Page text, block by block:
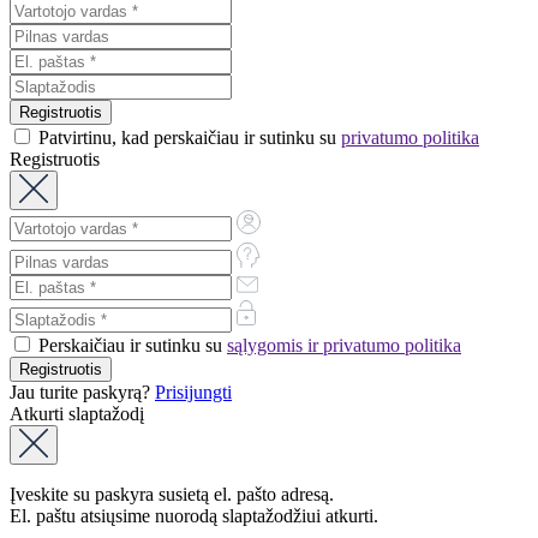
Patvirtinu, kad perskaičiau ir sutinku su privatumo politika
Registruotis
Perskaičiau ir sutinku su sąlygomis ir privatumo politika
Jau turite paskyrą? Prisijungti
Atkurti slaptažodį
Įveskite su paskyra susietą el. pašto adresą.
El. paštu atsiųsime nuorodą slaptažodžiui atkurti.